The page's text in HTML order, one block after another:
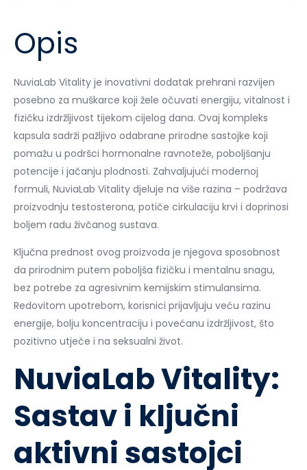
Opis
NuviaLab Vitality je inovativni dodatak prehrani razvijen
posebno za muškarce koji žele očuvati energiju, vitalnost i
fizičku izdržljivost tijekom cijelog dana. Ovaj kompleks
kapsula sadrži pažljivo odabrane prirodne sastojke koji
pomažu u podršci hormonalne ravnoteže, poboljšanju
potencije i jačanju plodnosti. Zahvaljujući modernoj
formuli, NuviaLab Vitality djeluje na više razina – podržava
proizvodnju testosterona, potiče cirkulaciju krvi i doprinosi
boljem radu živčanog sustava.
Ključna prednost ovog proizvoda je njegova sposobnost
da prirodnim putem poboljša fizičku i mentalnu snagu,
bez potrebe za agresivnim kemijskim stimulansima.
Redovitom upotrebom, korisnici prijavljuju veću razinu
energije, bolju koncentraciju i povećanu izdržljivost, što
pozitivno utječe i na seksualni život.
NuviaLab Vitality:
Sastav i ključni
aktivni sastojci